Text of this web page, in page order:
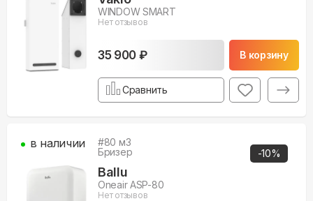
WINDOW SMART
Нет отзывов
35 900 ₽ В корзину
Сравнить
-10%
#80 м3
Бризер
Ballu
Oneair ASP-80
Нет отзывов
в наличии